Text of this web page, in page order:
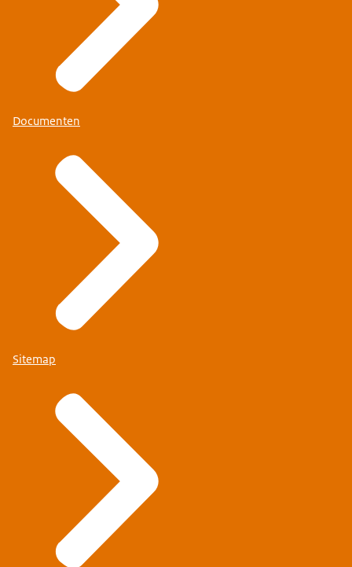
Documenten
Sitemap